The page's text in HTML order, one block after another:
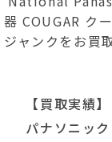
器 COUGAR ク
ジャンクをお買
【買取実績
パナソニッ